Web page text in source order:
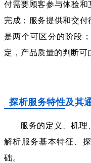
付需要顾客参与体验
完成；服务提供和交
是两个可区分的阶段
定，产品质量的判断可
探析服务特性及其
服务的定义、机
解析服务基本特征、
础。